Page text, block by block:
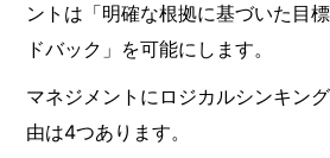
ントは「明確な根拠に基づいた目
ドバック」を可能にします。
マネジメントにロジカルシンキン
由は4つあります。